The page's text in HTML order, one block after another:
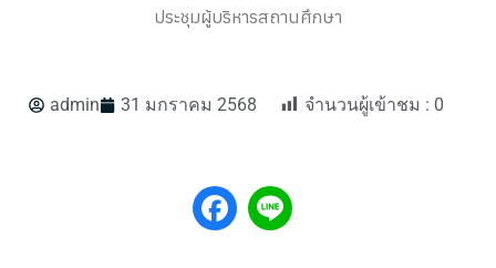
ประชุมผู้บริหารสถานศึกษา
admin 31 มกราคม 2568 จำนวนผู้เข้าชม : 0